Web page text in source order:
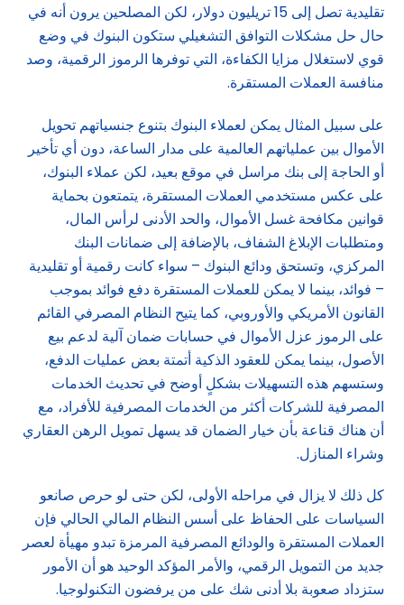
تقليدية تصل إلى 15 تريليون دولار، لكن المصلحين يرون أنه في
حال حل مشكلات التوافق التشغيلي ستكون البنوك في وضع
قوي لاستغلال مزايا الكفاءة، التي توفرها الرموز الرقمية، وصد
منافسة العملات المستقرة.
على سبيل المثال يمكن لعملاء البنوك بتنوع جنسياتهم تحويل
الأموال بين عملياتهم العالمية على مدار الساعة، دون أي تأخير
أو الحاجة إلى بنك مراسل في موقع بعيد، لكن عملاء البنوك،
على عكس مستخدمي العملات المستقرة، يتمتعون بحماية
قوانين مكافحة غسل الأموال، والحد الأدنى لرأس المال،
ومتطلبات الإبلاغ الشفاف، بالإضافة إلى ضمانات البنك
المركزي، وتستحق ودائع البنوك – سواء كانت رقمية أو تقليدية
– فوائد، بينما لا يمكن للعملات المستقرة دفع فوائد بموجب
القانون الأمريكي والأوروبي، كما يتيح النظام المصرفي القائم
على الرموز عزل الأموال في حسابات ضمان آلية لدعم بيع
الأصول، بينما يمكن للعقود الذكية أتمتة بعض عمليات الدفع،
وستسهم هذه التسهيلات بشكلٍ أوضح في تحديث الخدمات
المصرفية للشركات أكثر من الخدمات المصرفية للأفراد، مع
أن هناك قناعة بأن خيار الضمان قد يسهل تمويل الرهن العقاري
وشراء المنازل.
كل ذلك لا يزال في مراحله الأولى، لكن حتى لو حرص صانعو
السياسات على الحفاظ على أسس النظام المالي الحالي فإن
العملات المستقرة والودائع المصرفية المرمزة تبدو مهيأة لعصر
جديد من التمويل الرقمي، والأمر المؤكد الوحيد هو أن الأمور
ستزداد صعوبة بلا أدنى شك على من يرفضون التكنولوجيا.